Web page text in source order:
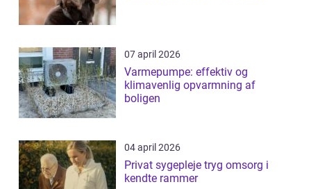
07 april 2026
Varmepumpe: effektiv og
klimavenlig opvarmning af
boligen
04 april 2026
Privat sygepleje tryg omsorg i
kendte rammer